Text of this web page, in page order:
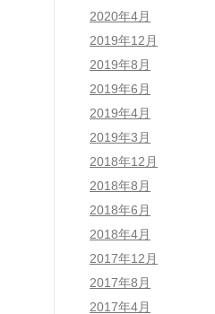
2020年4月
2019年12月
2019年8月
2019年6月
2019年4月
2019年3月
2018年12月
2018年8月
2018年6月
2018年4月
2017年12月
2017年8月
2017年4月